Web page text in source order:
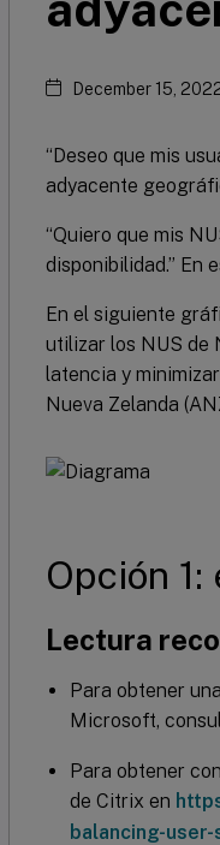
December 15,
“Deseo que mis
adyacente
“Quiero que mis
disponibilidad.” En
En el siguiente
utilizar los NUS de
latencia y
Nueva Zelanda
Opción
Lectura
Para obtener
Microsoft,
Para obtener
de Citrix en
balancing-